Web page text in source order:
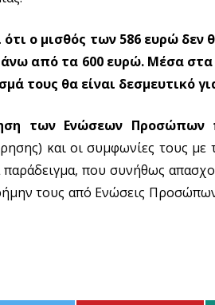
ότι ο μισθός των 586 ευρώ
από τα 600 ευρώ. Μέσα στα
τους θα είναι δεσμευτικό
των Ενώσεων Προσώπων
και οι συμφωνίες τους
παράδειγμα, που συνήθως
τους από Ενώσεις